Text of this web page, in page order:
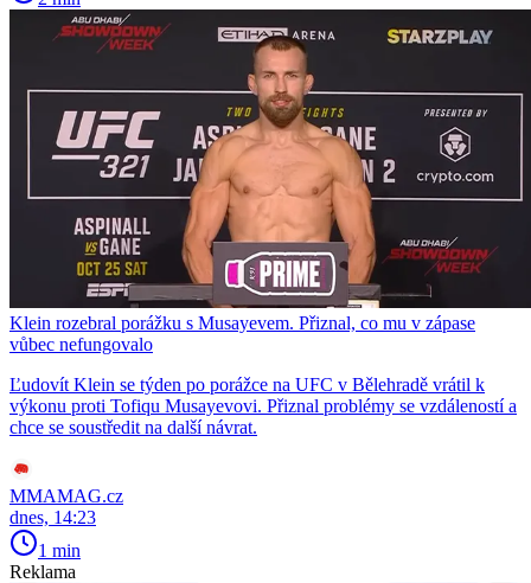
Klein rozebral porážku s Musayevem. Přiznal, co mu v zápase
vůbec nefungovalo
Ľudovít Klein se týden po porážce na UFC v Bělehradě vrátil k
výkonu proti Tofiqu Musayevovi. Přiznal problémy se vzdáleností a
chce se soustředit na další návrat.
MMAMAG.cz
dnes, 14:23
1 min
Reklama